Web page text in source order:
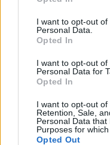
use your data for
consent section.
I want to opt-out
Personal Data.
Opted In
I want to opt-out
Personal Data for
Opted In
I want to opt-out of
Retention, Sale,
Personal Data
Purposes for
Opted Out
τα βρήκε με την